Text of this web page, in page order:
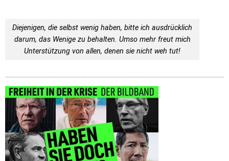
Diejenigen, die selbst wenig haben, bitte ich ausdrücklich
darum, das Wenige zu behalten. Umso mehr freut mich
Unterstützung von allen, denen sie nicht weh tut!